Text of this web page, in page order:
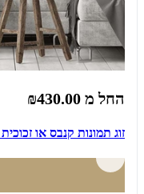
החל מ ₪430.00
זוג תמונות קנבס או זכוכית